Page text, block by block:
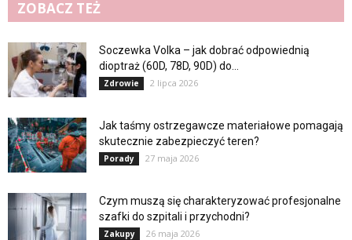
ZOBACZ TEŻ
Soczewka Volka – jak dobrać odpowiednią
dioptraż (60D, 78D, 90D) do...
Zdrowie 2 lipca 2026
Jak taśmy ostrzegawcze materiałowe pomagają
skutecznie zabezpieczyć teren?
Porady 27 maja 2026
Czym muszą się charakteryzować profesjonalne
szafki do szpitali i przychodni?
Zakupy 26 maja 2026